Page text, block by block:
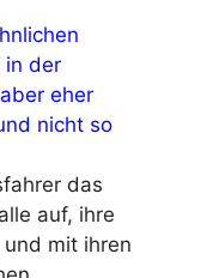
in der
eher
nicht so
das
auf, ihre
mit ihren